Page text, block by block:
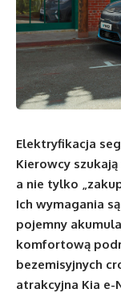
Elektryfikacja
Kierowcy
a nie tylko
Ich wymagania
pojemny
komfortową
bezemisyjnych
atrakcyjna Kia e-